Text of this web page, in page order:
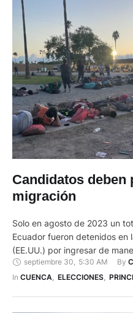
Candidatos deben
migración
Solo en agosto de 2023 un
Ecuador fueron detenidos en
(EE.UU.) por ingresar de
los candidatos deben poner
agosto, pero de 2022, fueron
septiembre 30 5:30 AM By
In CUENCA, ELECCIONES,